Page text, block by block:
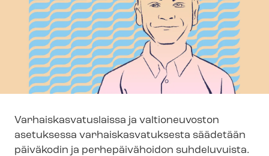
Var­hais­kas­va­tus­lais­sa ja valtioneuvoston
asetuksessa var­hais­kas­va­tuk­ses­ta säädetään
päiväkodin ja perhepäivähoidon suhdeluvuista.